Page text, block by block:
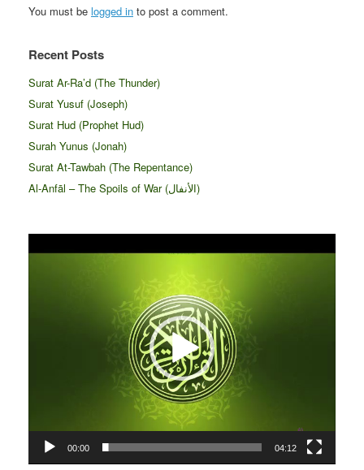
You must be logged in to post a comment.
Recent Posts
Surat Ar-Ra’d (The Thunder)
Surat Yusuf (Joseph)
Surat Hud (Prophet Hud)
Surah Yunus (Jonah)
Surat At-Tawbah (The Repentance)
Al-Anfāl – The Spoils of War (الأنفال‎)
Player
00:00 04:12